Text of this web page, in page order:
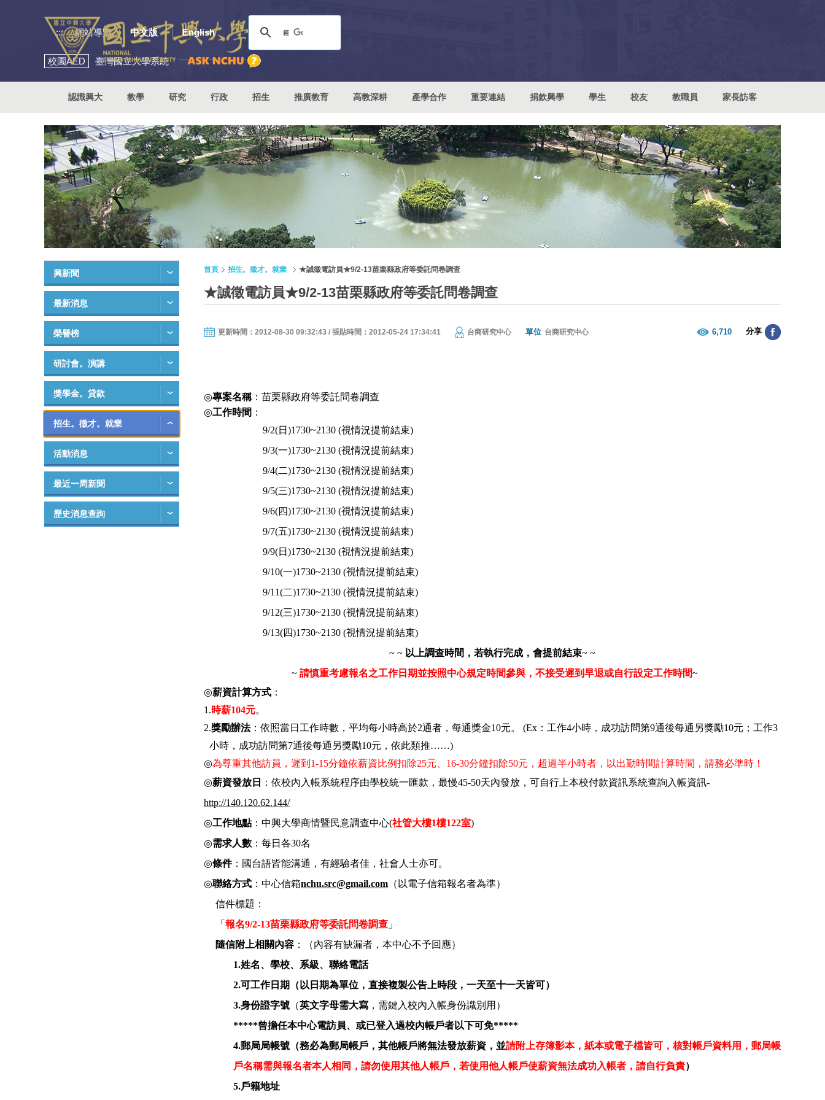
::: 網站導覽 中文版 English
校園AED 臺灣國立大學系統
認識興大 教學 研究 行政 招生 推廣教育 高教深耕 產學合作 重要連結 捐款興學 學生 校友 教職員 家長訪客
興新聞
最新消息
榮譽榜
研討會。演講
獎學金。貸款
招生。徵才。就業
活動消息
最近一周新聞
歷史消息查詢
首頁 招生。徵才。就業 ★誠徵電訪員★9/2-13苗栗縣政府等委託問卷調查
★誠徵電訪員★9/2-13苗栗縣政府等委託問卷調查
更新時間：2012-08-30 09:32:43 / 張貼時間：2012-05-24 17:34:41 台商研究中心 單位 台商研究中心 6,710 分享
◎專案名稱：苗栗縣政府等委託問卷調查
◎工作時間 ：
9/2(日 )1730~2130 (視情況提前結束)
9/3(一)1730~2130 (視情況提前結束)
9/4(二)1730~2130 (視情況提前結束)
9/5(三)1730~2130 (視情況提前結束)
9/6(四)1730~2130 (視情況提前結束)
9/7(五)1730~2130 (視情況提前結束)
9/9(日 )1730~2130 (視情況提前結束)
9/10(一)1730~2130 (視情況提前結束)
9/11(二)1730~2130 (視情況提前結束)
9/12(三)1730~2130 (視情況提前結束)
9/13(四)1730~2130 (視情況提前結束)
~ ~ 以上調查時間，若執行完成，會提前結束~ ~
~ 請慎重考慮報名之工作日期並按照中心規定時間參與，不接受遲到早退或自行設定工作時間~
◎薪資計算方式 ：
1.時薪104元。
2.獎勵辦法：依照當日工作時數，平均每小時高於2通者，每通獎金10元。 (Ex ：工作4小時，成功訪問第9通後每通另獎勵10元；工作3
小時，成功訪問第7通後每通另獎勵10元，依此類推……)
◎為尊重其他訪員，遲到 1-15分鐘依薪資比例扣除25元、 16-30分鐘扣除50元，超過半小時者，以出勤時間計算時間，請務必準時！
◎薪資發放日 ：依校內入帳系統程序由學校統一匯款，最慢45-50天內發放，可自行上本校付款資訊系統查詢入帳資訊-
http://140.120.62.144/
◎工作地點：中興大學商情暨民意調查中心(社管大樓1樓122室)
◎需求人數 ：每日各30名
◎條件：國台語皆能溝通，有經驗者佳，社會人士亦可。
◎聯絡方式 ：中心信箱nchu.src@gmail.com （以電子信箱報名者為準）
信件標題：
「 報名9/2-13苗栗縣政府等委託問卷調查」
隨信附上相關內容：（內容有缺漏者，本中心不予回應）
1.姓名、學校、系級、聯絡電話
2.可工作日期（以日期為單位，直接複製公告上時段，一天至十一天皆可）
3.身份證字號 （英文字母需大寫 ，需鍵入校內入帳身份識別用）
*****曾擔任本中心電訪員、或已登入過校內帳戶者以下可免*****
4.郵局局帳號（務必為郵局帳戶，其他帳戶將無法發放薪資，並請附上存簿影本，紙本或電子檔皆可，核對帳戶資料用，郵局帳
戶名稱需與報名者本人相同，請勿使用其他人帳戶，若使用他人帳戶使薪資無法成功入帳者，請自行負責）
5.戶籍地址